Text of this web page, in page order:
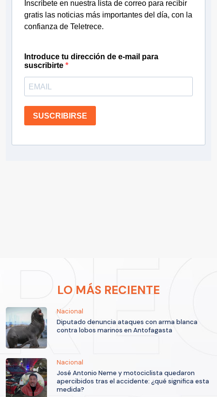
Inscríbete en nuestra lista de correo para recibir
gratis las noticias más importantes del día, con la
confianza de Teletrece.
Introduce tu dirección de e-mail para
suscribirte
SUSCRIBIRSE
LO MÁS RECIENTE
Nacional
Diputado denuncia ataques con arma blanca
contra lobos marinos en Antofagasta
Nacional
José Antonio Neme y motociclista quedaron
apercibidos tras el accidente: ¿qué significa esta
medida?